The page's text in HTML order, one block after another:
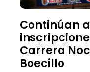
Continúan
Carrera
Boecillo